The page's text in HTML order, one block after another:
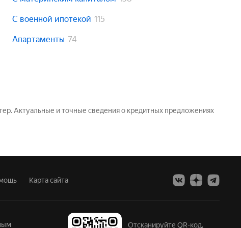
С военной ипотекой 115
Апартаменты 74
Актуальные и точные сведения о кредитных предложениях
Карта сайта
Отсканируйте QR-код,